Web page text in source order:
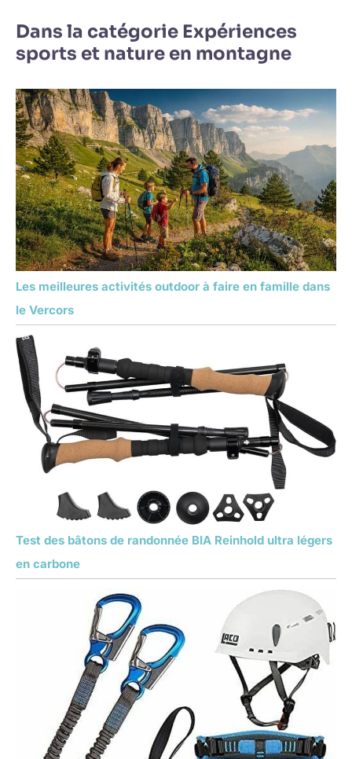
Dans la catégorie Expériences
sports et nature en montagne
Les meilleures activités outdoor à faire en famille dans
le Vercors
Test des bâtons de randonnée BIA Reinhold ultra légers
en carbone